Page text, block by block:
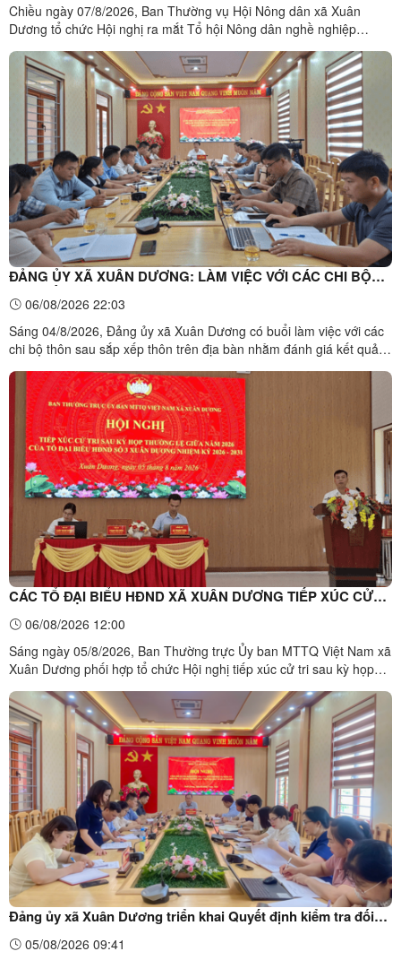
Chiều ngày 07/8/2026, Ban Thường vụ Hội Nông dân xã Xuân
Dương tổ chức Hội nghị ra mắt Tổ hội Nông dân nghề nghiệp
Dương. Đây là hoạt động nhằm thực hiện chỉ tiêu công tác Hội và
phong trào nông dân năm 2026 do Hội Nông dân tỉnh Lạng Sơn ...
ĐẢNG ỦY XÃ XUÂN DƯƠNG: LÀM VIỆC VỚI CÁC CHI BỘ
SAU SẮP XẾP THÔN TRÊN ĐỊA BÀN XÃ
06/08/2026 22:03
Sáng 04/8/2026, Đảng ủy xã Xuân Dương có buổi làm việc với các
chi bộ thôn sau sắp xếp thôn trên địa bàn nhằm đánh giá kết quả
nhiệm vụ 4 tháng cuối năm 2026. Đồng chí Vi Văn Phong, Bí
thư Đảng ủy xã chủ trì buổi làm việc; dự ...
CÁC TỔ ĐẠI BIỂU HĐND XÃ XUÂN DƯƠNG TIẾP XÚC CỬ
TRI SAU KỲ HỌP THƯỜNG LỆ GIỮA NĂM 2026
06/08/2026 12:00
Sáng ngày 05/8/2026, Ban Thường trực Ủy ban MTTQ Việt Nam xã
Xuân Dương phối hợp tổ chức Hội nghị tiếp xúc cử tri sau kỳ họp
với sự tham gia của các Tổ đại biểu HĐND xã nhiệm kỳ 2026 –
2031. Tại các điểm tiếp xúc, các đại biểu HĐND xã đã ...
Đảng ủy xã Xuân Dương triển khai Quyết định kiểm tra đối
với các chi bộ trường học trên địa bàn xã
05/08/2026 09:41